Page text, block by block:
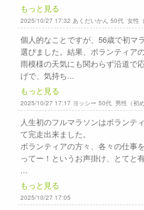
もっと見る
2025/10/27 17:32 あくだいかん 50代 女性（
個人的なことですが、56歳で初マ
選びました。結果、ボランティア
雨模様の天気にも関わらず沿道で
げで、気持ち...
もっと見る
2025/10/27 17:17 ヨッシー 50代 男性（初め
人生初のフルマラソンはボランテ
て完走出来ました。
ボランティアの方々、各々の仕事
ってー！というお声掛け、とてと
...
もっと見る
2025/10/27 17:05